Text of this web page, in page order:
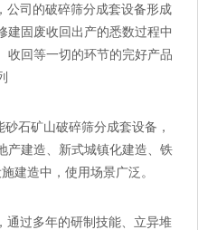
司的破碎筛分成套设备形成
建固废收回出产的悉数过程中
收回等一切的环节的完好产品
石矿山破碎筛分成套设备，
产建造、新式城镇化建造、铁
建造中，使用场景广泛。
过多年的研制技能、立异堆